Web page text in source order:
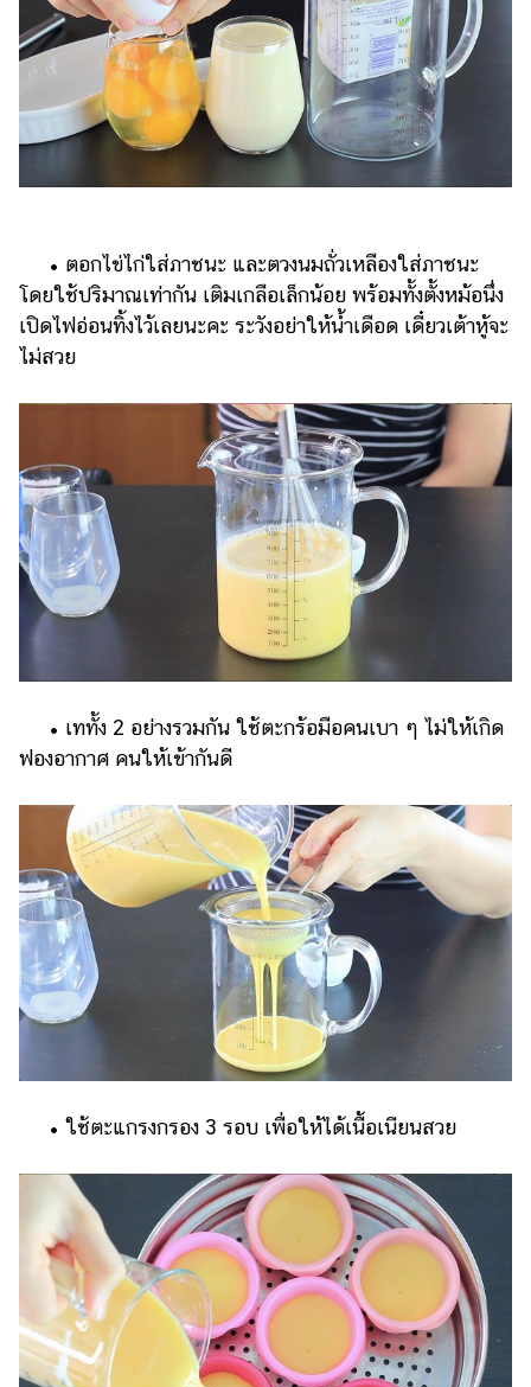
ออนไลน์
ติดต่อ
โฆษณา
ปัญหา
ร่วม
เรา
• ตอกไข่ไก่ใส่ภาชนะ และตวงนมถั่วเหลืองใส่ภาชนะ
โดยใช้ปริมาณเท่ากัน เติมเกลือเล็กน้อย พร้อมทั้งตั้งหม้อนึ่ง
เปิดไฟอ่อนทิ้งไว้เลยนะคะ ระวังอย่าให้น้ำเดือด เดี๋ยวเต้าหู้จะ
ไม่สวย
• เททั้ง 2 อย่างรวมกัน ใช้ตะกร้อมือคนเบา ๆ ไม่ให้เกิด
ฟองอากาศ คนให้เข้ากันดี
• ใช้ตะแกรงกรอง 3 รอบ เพื่อให้ได้เนื้อเนียนสวย